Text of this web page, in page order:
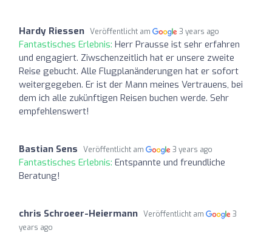
Hardy Riessen Veröffentlicht am 3 years ago
Fantastisches Erlebnis: Herr Prausse ist sehr erfahren
und engagiert. Ziwschenzeitlich hat er unsere zweite
Reise gebucht. Alle Flugplanänderungen hat er sofort
weitergegeben. Er ist der Mann meines Vertrauens, bei
dem ich alle zukünftigen Reisen buchen werde. Sehr
empfehlenswert!
Bastian Sens Veröffentlicht am 3 years ago
Fantastisches Erlebnis: Entspannte und freundliche
Beratung!
chris Schroeer-Heiermann Veröffentlicht am
3
years ago